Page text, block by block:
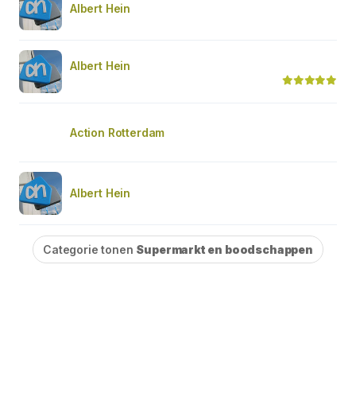
Albert Hein
Albert Hein
Action Rotterdam
Albert Hein
Categorie tonen Supermarkt en boodschappen